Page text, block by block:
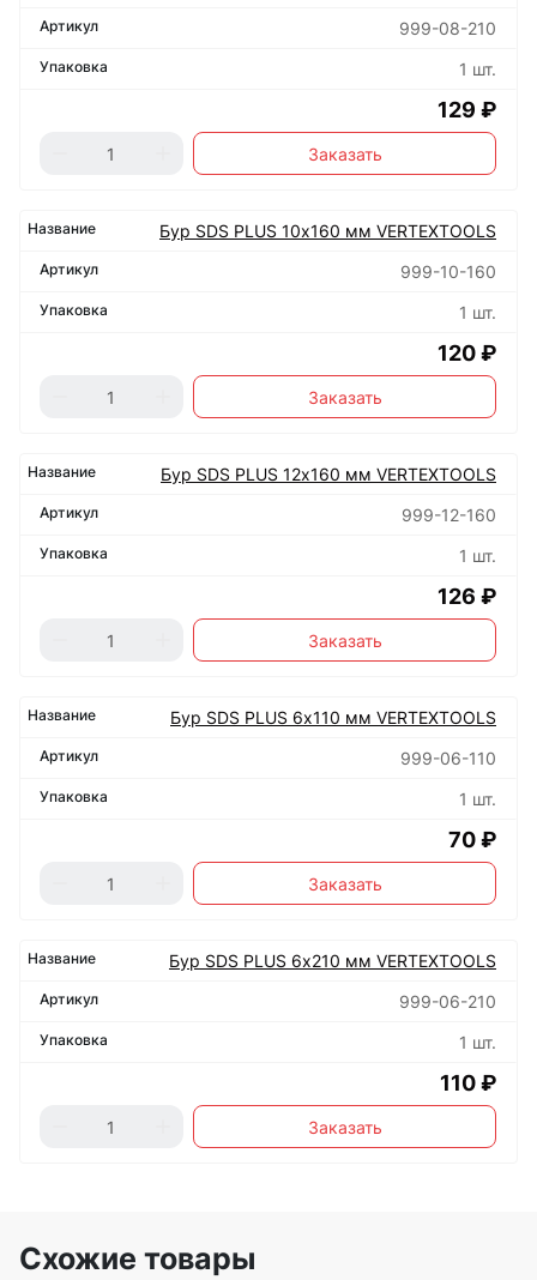
999-08-210
1 шт.
129 ₽
Заказать
Бур SDS PLUS 10х160 мм VERTEXTOOLS
999-10-160
1 шт.
120 ₽
Заказать
Бур SDS PLUS 12х160 мм VERTEXTOOLS
999-12-160
1 шт.
126 ₽
Заказать
Бур SDS PLUS 6х110 мм VERTEXTOOLS
999-06-110
1 шт.
70 ₽
Заказать
Бур SDS PLUS 6х210 мм VERTEXTOOLS
999-06-210
1 шт.
110 ₽
Заказать
Схожие товары